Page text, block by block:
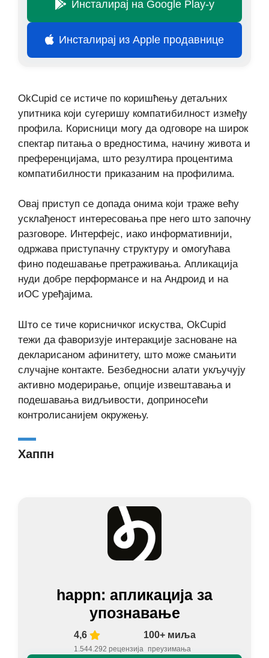
Инсталирај на Google Play-у
Инсталирај из Apple продавнице
OkCupid се истиче по коришћењу детаљних
упитника који сугеришу компатибилност између
профила. Корисници могу да одговоре на широк
спектар питања о вредностима, начину живота и
преференцијама, што резултира процентима
компатибилности приказаним на профилима.
Овај приступ се допада онима који траже већу
усклађеност интересовања пре него што започну
разговоре. Интерфејс, иако информативнији,
одржава приступачну структуру и омогућава
фино подешавање претраживања. Апликација
нуди добре перформансе и на Андроид и на
иОС уређајима.
Што се тиче корисничког искуства, OkCupid
тежи да фаворизује интеракције засноване на
декларисаном афинитету, што може смањити
случајне контакте. Безбедносни алати укључују
активно модерирање, опције извештавања и
подешавања видљивости, доприносећи
контролисанијем окружењу.
Хаппн
happn: апликација за
упознавање
4,6
1.544.292 рецензија
100+ миља
преузимања